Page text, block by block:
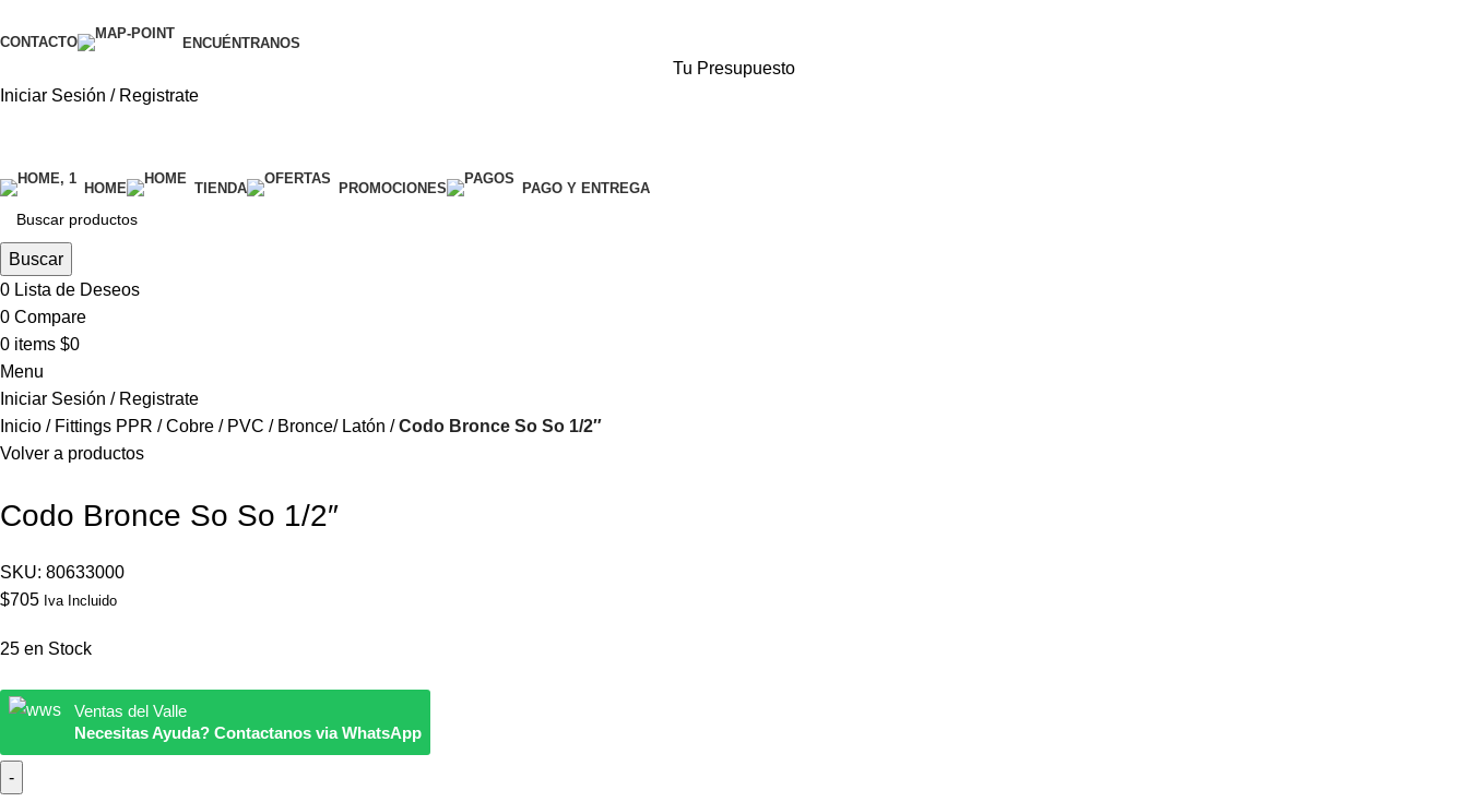
CONTACTO ENCUÉNTRANOS
Tu Presupuesto
Iniciar Sesión / Registrate
HOME TIENDA PROMOCIONES PAGO Y ENTREGA
Buscar
0 Lista de Deseos
0 Compare
0 items $0
Menu
Iniciar Sesión / Registrate
Inicio
Fittings PPR / Cobre / PVC Bronce/ Latón
Codo Bronce So So 1/2″
Volver a productos
Codo Bronce So So 1/2″
SKU: 80633000
$705 Iva Incluido
25 en Stock
Ventas del Valle
Necesitas Ayuda? Contactanos via WhatsApp